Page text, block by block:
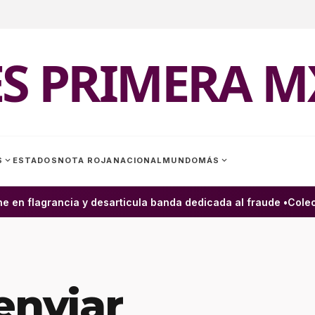
PRIMERA
expand_more ESTADOS NOTA ROJA NACIONAL MUNDOMÁS expand_more
flagrancia y desarticula banda dedicada al fraude •